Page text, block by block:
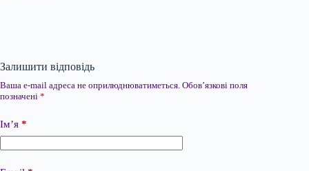
Залишити відповідь
Ваша e-mail адреса не оприлюднюватиметься. Обов’язкові поля
позначені *
Ім’я *